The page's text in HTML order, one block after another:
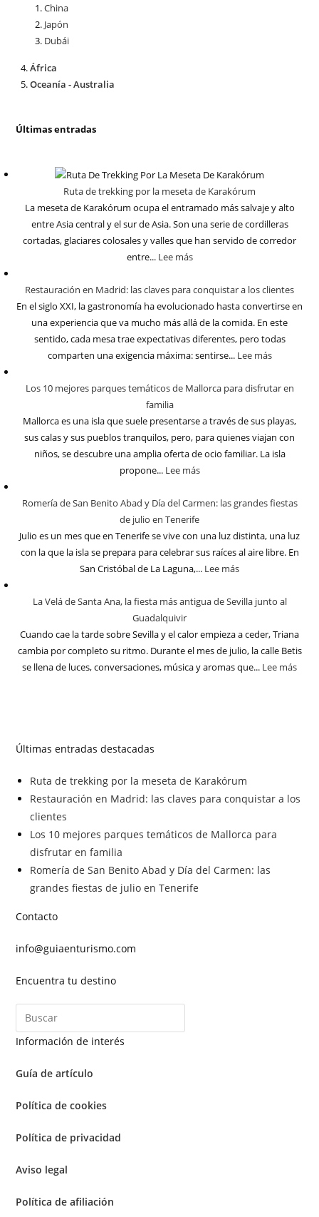
China
Japón
Dubái
África
Oceanía - Australia
Últimas entradas
Ruta de trekking por la meseta de Karakórum
La meseta de Karakórum ocupa el entramado más salvaje y alto
entre Asia central y el sur de Asia. Son una serie de cordilleras
cortadas, glaciares colosales y valles que han servido de corredor
entre... Lee más
Restauración en Madrid: las claves para conquistar a los clientes
En el siglo XXI, la gastronomía ha evolucionado hasta convertirse en
una experiencia que va mucho más allá de la comida. En este
sentido, cada mesa trae expectativas diferentes, pero todas
comparten una exigencia máxima: sentirse... Lee más
Los 10 mejores parques temáticos de Mallorca para disfrutar en
familia
Mallorca es una isla que suele presentarse a través de sus playas,
sus calas y sus pueblos tranquilos, pero, para quienes viajan con
niños, se descubre una amplia oferta de ocio familiar. La isla
propone... Lee más
Romería de San Benito Abad y Día del Carmen: las grandes fiestas
de julio en Tenerife
Julio es un mes que en Tenerife se vive con una luz distinta, una luz
con la que la isla se prepara para celebrar sus raíces al aire libre. En
San Cristóbal de La Laguna,... Lee más
La Velá de Santa Ana, la fiesta más antigua de Sevilla junto al
Guadalquivir
Cuando cae la tarde sobre Sevilla y el calor empieza a ceder, Triana
cambia por completo su ritmo. Durante el mes de julio, la calle Betis
se llena de luces, conversaciones, música y aromas que... Lee más
Últimas entradas destacadas
Ruta de trekking por la meseta de Karakórum
Restauración en Madrid: las claves para conquistar a los
clientes
Los 10 mejores parques temáticos de Mallorca para
disfrutar en familia
Romería de San Benito Abad y Día del Carmen: las
grandes fiestas de julio en Tenerife
Contacto
info@guiaenturismo.com
Encuentra tu destino
Información de interés
Guía de artículo
Política de cookies
Política de privacidad
Aviso legal
Política de afiliación